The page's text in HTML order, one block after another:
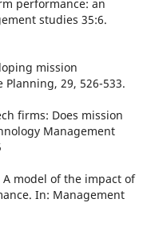
performance: an
studies 35:6.
mission
29, 526-533.
firms: Does mission
Management
A model of the impact of
In: Management